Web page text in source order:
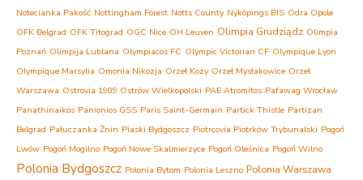
Notecianka Pakość Nottingham Forest Notts County Nyköpings BIS Odra Opole
OFK Belgrad OFK Titograd OGC Nice OH Leuven Olimpia Grudziądz Olimpia
Poznań Olimpija Lublana Olympiacos FC Olympic Victorian CF Olympique Lyon
Olympique Marsylia Omonia Nikozja Orzeł Kozy Orzeł Mysłakowice Orzeł
Warszawa Ostrovia 1909 Ostrów Wielkopolski PAE Atromitos Pafawag Wrocław
Panathinaikos Panionios GSS Paris Saint-Germain Partick Thistle Partizan
Belgrad Pałuczanka Żnin Piaski Bydgoszcz Piotrcovia Piotrków Trybunalski Pogoń
Lwów Pogoń Mogilno Pogoń Nowe Skalmierzyce Pogoń Oleśnica Pogoń Wilno
Polonia Bydgoszcz Polonia Bytom Polonia Leszno Polonia Warszawa